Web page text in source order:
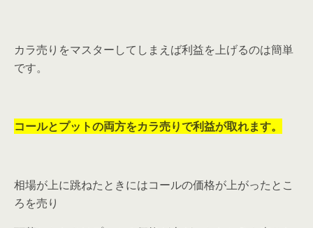
カラ売りをマスターしてしまえば利益を上げるのは簡単
です。
コールとプットの両方をカラ売りで利益が取れます。
相場が上に跳ねたときにはコールの価格が上がったとこ
ろを売り